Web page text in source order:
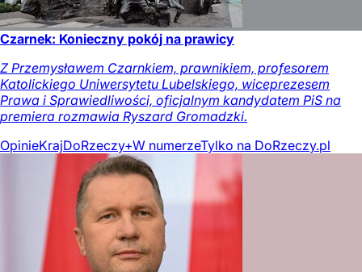
Czarnek: Konieczny pokój na prawicy
Z Przemysławem Czarnkiem, prawnikiem, profesorem
Katolickiego Uniwersytetu Lubelskiego, wiceprezesem
Prawa i Sprawiedliwości, oficjalnym kandydatem PiS na
premiera rozmawia Ryszard Gromadzki.
OpinieKrajDoRzeczy+W numerzeTylko na DoRzeczy.pl